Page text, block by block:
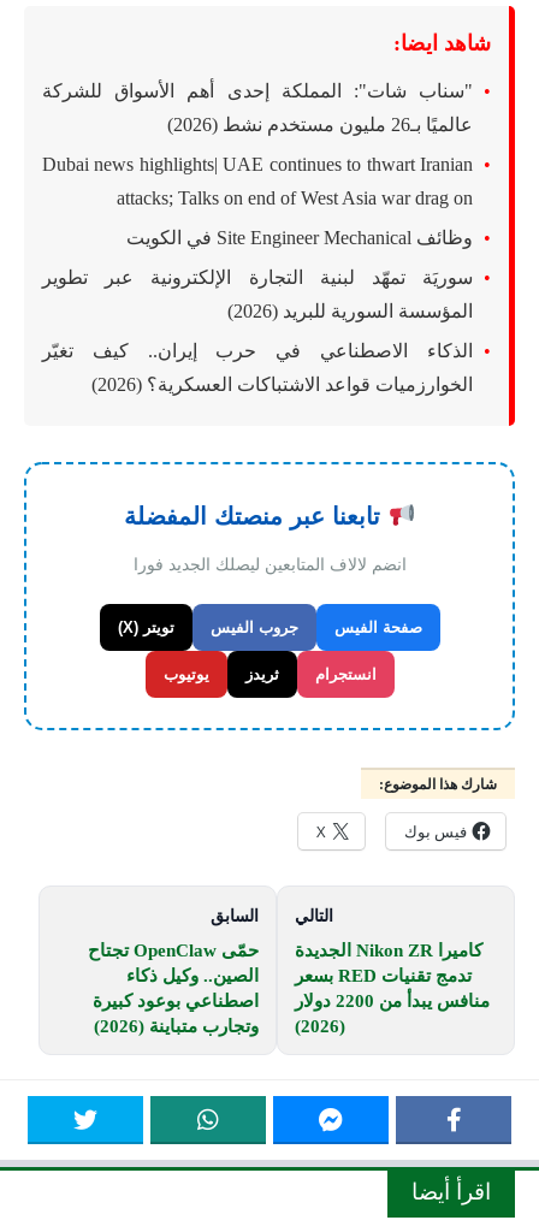
شاهد ايضا:
"سناب شات": المملكة إحدى أهم الأسواق للشركة
عالميًا بـ26 مليون مستخدم نشط (2026)
Dubai news highlights| UAE continues to thwart Iranian
attacks; Talks on end of West Asia war drag on
وظائف Site Engineer Mechanical في الكويت
سوريَة تمهّد لبنية التجارة الإلكترونية عبر تطوير
المؤسسة السورية للبريد (2026)
الذكاء الاصطناعي في حرب إيران.. كيف تغيّر
الخوارزميات قواعد الاشتباكات العسكرية؟ (2026)
تابعنا عبر منصتك المفضلة
انضم لالاف المتابعين ليصلك الجديد فورا
صفحة الفيس جروب الفيس تويتر (X)
انستجرام ثريدز يوتيوب
شارك هذا الموضوع:
فيس بوك X
التالي
كاميرا Nikon ZR الجديدة
تدمج تقنيات RED بسعر
منافس يبدأ من 2200 دولار
(2026)
السابق
حمّى OpenClaw تجتاح
الصين.. وكيل ذكاء
اصطناعي بوعود كبيرة
وتجارب متباينة (2026)
اقرأ أيضا